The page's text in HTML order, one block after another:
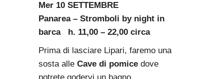
Mer 10 SETTEMBRE
Panarea – Stromboli by night in
barca h. 11,00 – 22,00 circa
Prima di lasciare Lipari, faremo una
sosta alleCave di pomice dove
potrete godervi un bagno.